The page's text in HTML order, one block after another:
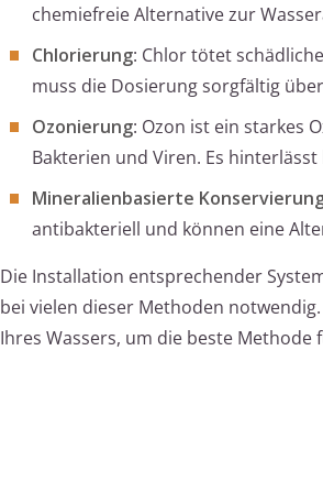
chemiefreie Alternative zur
Chlorierung: Chlor tötet
muss die Dosierung sorgfältig
Ozonierung: Ozon ist ein starkes
Bakterien und Viren. Es
Mineralienbasierte
antibakteriell und können eine
Die Installation entsprechender
bei vielen dieser Methoden
Ihres Wassers, um die beste Methode